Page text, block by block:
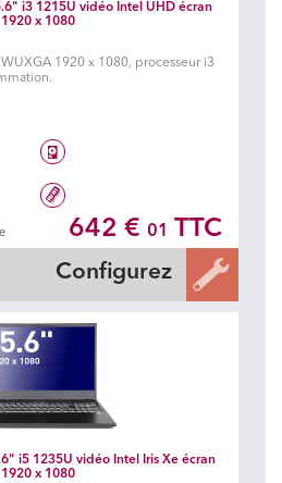
i3 1215U vidéo Intel UHD écran
1920 x 1080
1920 x 1080, processeur i3
Disque dur à choisir
Mémoire à choisir
642 € 01 TTC
Configurez
i5 1235U vidéo Intel Iris Xe écran
1920 x 1080